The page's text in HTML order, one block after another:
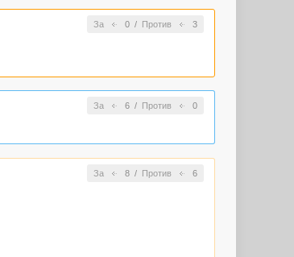
За 0/ Против 3
За 6/ Против 0
За 8/ Против 6